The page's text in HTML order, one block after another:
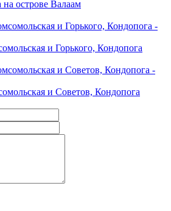
острове Валаам
и Горького, Кондопога
и Советов, Кондопога